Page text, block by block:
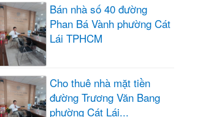
Bán nhà số 40 đường
Phan Bá Vành phường Cát
Lái TPHCM
Cho thuê nhà mặt tiền
đường Trương Văn Bang
phường Cát Lái...